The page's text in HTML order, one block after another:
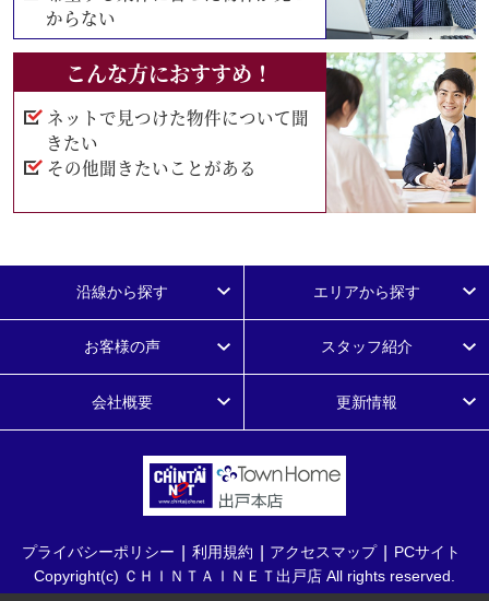
からない
こんな方におすすめ！
ネットで見つけた物件について聞
きたい
その他聞きたいことがある
沿線から探す エリアから探す
お客様の声 スタッフ紹介
会社概要 更新情報
プライバシーポリシー 利用規約 アクセスマップ
PCサイト
Copyright(c) ＣＨＩＮＴＡＩＮＥＴ出戸店 All rights reserved.